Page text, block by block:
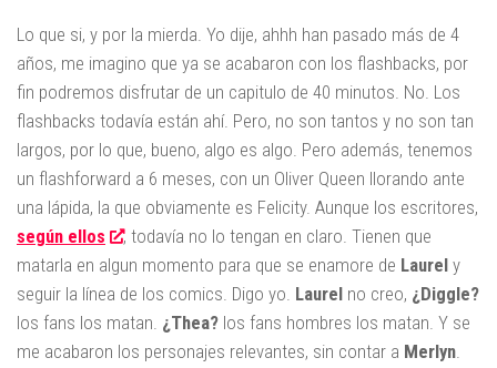
Lo que si, y por la mierda. Yo dije, ahhh han pasado más de 4
años, me imagino que ya se acabaron con los flashbacks, por
fin podremos disfrutar de un capitulo de 40 minutos. No. Los
flashbacks todavía están ahí. Pero, no son tantos y no son tan
largos, por lo que, bueno, algo es algo. Pero además, tenemos
un flashforward a 6 meses, con un Oliver Queen llorando ante
una lápida, la que obviamente es Felicity. Aunque los escritores,
según ellos
, todavía no lo tengan en claro. Tienen que
matarla en algun momento para que se enamore de Laurel y
seguir la línea de los comics. Digo yo. Laurel no creo, ¿Diggle?
los fans los matan. ¿Thea? los fans hombres los matan. Y se
me acabaron los personajes relevantes, sin contar a Merlyn.